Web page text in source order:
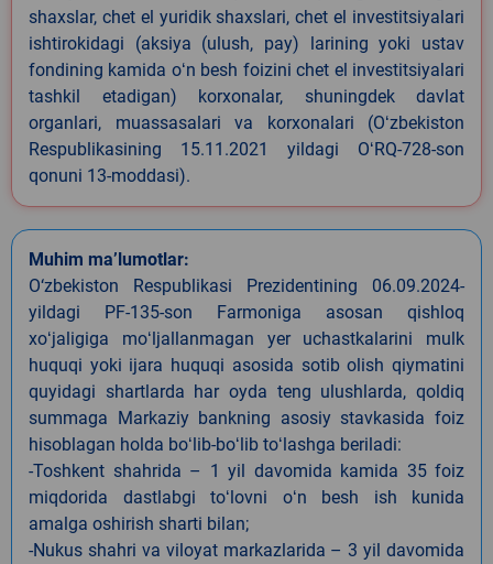
shaxslar, chet el yuridik shaxslari, chet el investitsiyalari
ishtirokidagi (aksiya (ulush, pay) larining yoki ustav
fondining kamida oʻn besh foizini chet el investitsiyalari
tashkil etadigan) korxonalar, shuningdek davlat
organlari, muassasalari va korxonalari (Oʻzbekiston
Respublikasining 15.11.2021 yildagi OʻRQ-728-son
qonuni 13-moddasi).
Muhim ma’lumotlar:
O‘zbekiston Respublikasi Prezidentining 06.09.2024-
yildagi PF-135-son Farmoniga asosan qishloq
xoʻjaligiga moʻljallanmagan yer uchastkalarini mulk
huquqi yoki ijara huquqi asosida sotib olish qiymatini
quyidagi shartlarda har oyda teng ulushlarda, qoldiq
summaga Markaziy bankning asosiy stavkasida foiz
hisoblagan holda boʻlib-boʻlib toʻlashga beriladi:
-Toshkent shahrida – 1 yil davomida kamida 35 foiz
miqdorida dastlabgi toʻlovni oʻn besh ish kunida
amalga oshirish sharti bilan;
-Nukus shahri va viloyat markazlarida – 3 yil davomida